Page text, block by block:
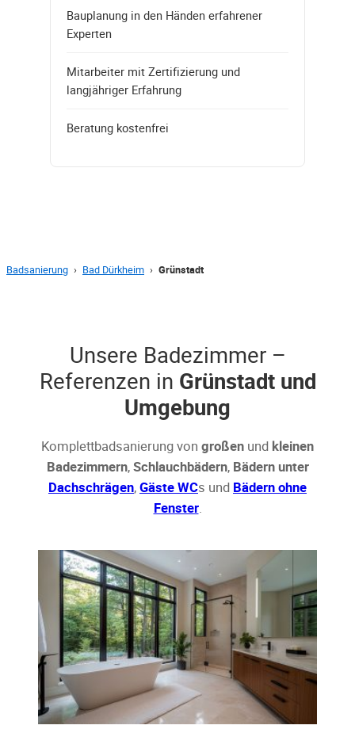
Bauplanung in den Händen erfahrener
Experten
Mitarbeiter mit Zertifizierung und
langjähriger Erfahrung
Beratung kostenfrei
Badsanierung › Bad Dürkheim › Grünstadt
Unsere Badezimmer –
Referenzen in Grünstadt und
Umgebung
Komplettbadsanierung von großen und kleinen
Badezimmern,Schlauchbädern, Bädern unter
Dachschrägen,Gäste WCs und Bädern ohne
Fenster.